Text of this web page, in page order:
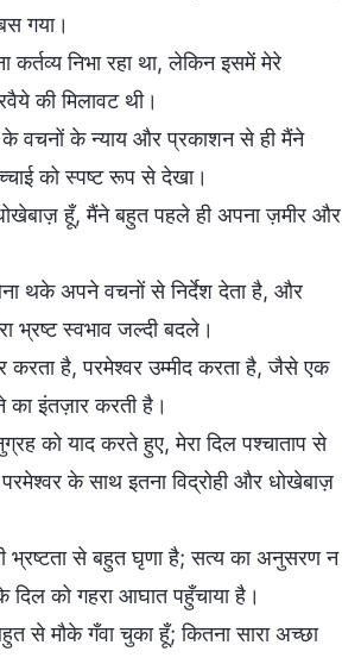
गया।
कर्तव्य निभा रहा था, लेकिन इसमें मेरे
की मिलावट थी।
वचनों के न्याय और प्रकाशन से ही मैंने
को स्पष्ट रूप से देखा।
हूँ, मैंने बहुत पहले ही अपना ज़मीर और
थके अपने वचनों से निर्देश देता है, और
भ्रष्ट स्वभाव जल्दी बदले।
करता है, परमेश्वर उम्मीद करता है, जैसे एक
इंतज़ार करती है।
को याद करते हुए, मेरा दिल पश्चाताप से
के साथ इतना विद्रोही और धोखेबाज़
भ्रष्टता से बहुत घृणा है; सत्य का अनुसरण न
को गहरा आघात पहुँचाया है।
से मौके गँवा चुका हूँ; कितना सारा अच्छा